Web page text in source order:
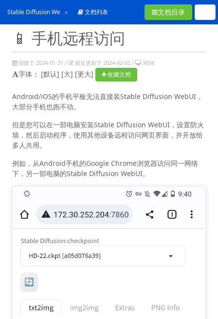
Stable Diffusion WebUI使用手冊文档列表 文档目录
📱 手机远程访问
创建于 2024-01-31 / 最近更新于 2024-02-02 / 9058
字体： [默认] [大] [更大] 收藏文档
Android/iOS的手机平板无法直接装Stable Diffusion WebUI，
大部分手机也跑不动。
但是您可以在一部电脑安装Stable Diffusion WebUI，设置防火
墙，然后启动程序，使用其他设备远程访问网页界面，并开放给
多人共用。
例如，从Android手机的Google Chrome浏览器访问同一网络
下，另一部电脑的Stable Diffusion WebUI。